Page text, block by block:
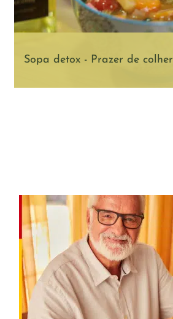
Sopa detox - Prazer de colher